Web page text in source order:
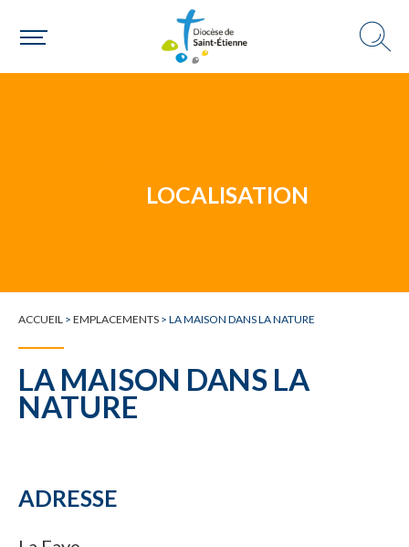
LOCALISATION
ACCUEIL > EMPLACEMENTS > LA MAISON DANS LA NATURE
LA MAISON DANS LA
NATURE
ADRESSE